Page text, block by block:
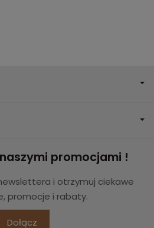
promocjami !
i otrzymuj ciekawe
promocje i rabaty.
Dołącz